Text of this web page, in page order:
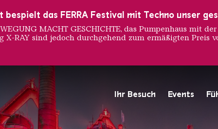
Ihr Besuch Events
Hochofengruppe in Rot
Copyright: Weltkulturerbe
bespielt das FERRA Festival mit Techno unser
MACHT GESCHICHTE, das Pumpenhaus mit
RAY sind jedoch durchgehend zum ermäßigten Preis